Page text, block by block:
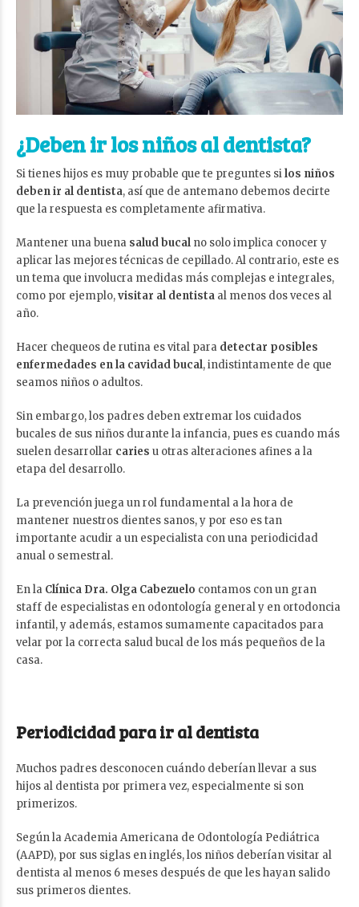
¿Deben ir los niños al dentista?
Si tienes hijos es muy probable que te preguntes silos niños
deben ir al dentista, así que de antemano debemos decirte
que la respuesta es completamente afirmativa.
Mantener una buena salud bucal no solo implica conocer y
aplicar las mejores técnicas de cepillado. Al contrario, este es
un tema que involucra medidas más complejas e integrales,
como por ejemplo,visitar al dentista al menos dos veces al
año.
Hacer chequeos de rutina es vital para detectar posibles
enfermedades en la cavidad bucal, indistintamente de que
seamos niños o adultos.
Sin embargo, los padres deben extremar los cuidados
bucales de sus niños durante la infancia, pues es cuando más
suelen desarrollar caries u otras alteraciones afines a la
etapa del desarrollo.
La prevención juega un rol fundamental a la hora de
mantener nuestros dientes sanos, y por eso es tan
importante acudir a un especialista con una periodicidad
anual o semestral.
En la Clínica Dra. Olga Cabezuelo contamos con un gran
staff de especialistas en odontología general y en ortodoncia
infantil, y además, estamos sumamente capacitados para
velar por la correcta salud bucal de los más pequeños de la
casa.
Periodicidad para ir al dentista
Muchos padres desconocen cuándo deberían llevar a sus
hijos al dentista por primera vez, especialmente si son
primerizos.
Según la Academia Americana de Odontología Pediátrica
(AAPD), por sus siglas en inglés, los niños deberían visitar al
dentista al menos 6 meses después de que les hayan salido
sus primeros dientes.